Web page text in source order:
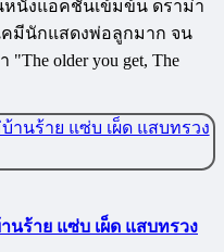
นหนังแอคชั่นเข้มข้น ดราม่า
คมีนักแสดงพ่อลูกมาก จน
older you get, The
นร้าย แซ่บ เผ็ด แสบทรวง